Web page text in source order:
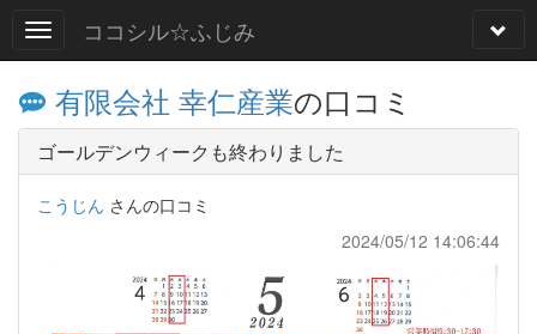
ココシル☆ふじみ
有限会社 幸仁産業の口コミ
ゴールデンウィークも終わりました
こうじん さんの口コミ
2024/05/12 14:06:44